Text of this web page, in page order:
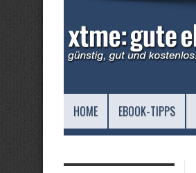
HOME EBOOK-TIPPS